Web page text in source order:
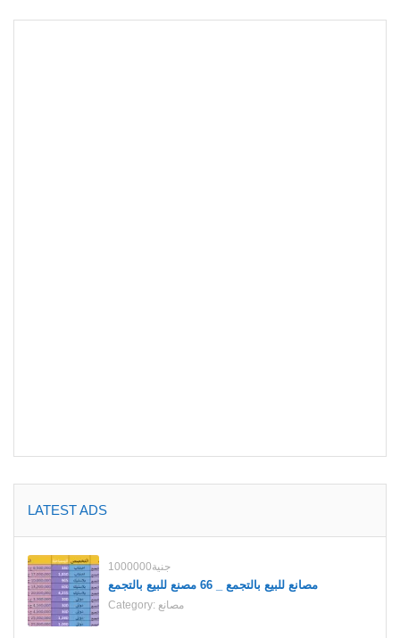
LATEST ADS
1000000جنية
مصانع للبيع بالتجمع _ 66 مصنع للبيع بالتجمع
Category: مصانع